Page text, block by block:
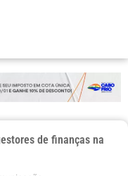
de finanças na